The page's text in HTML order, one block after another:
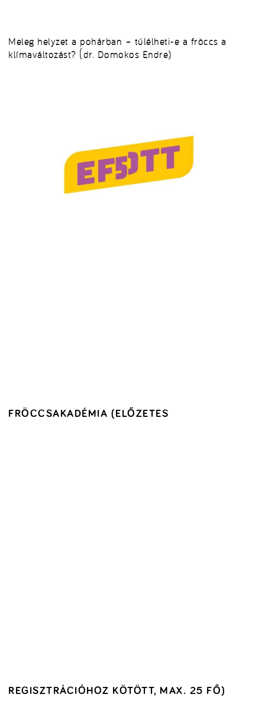
Meleg helyzet a pohárban – túlélheti-e a fröccs a
klímaváltozást? (dr. Domokos Endre)
FRÖCCSAKADÉMIA (ELŐZETES
REGISZTRÁCIÓHOZ KÖTÖTT, MAX. 25 FŐ)